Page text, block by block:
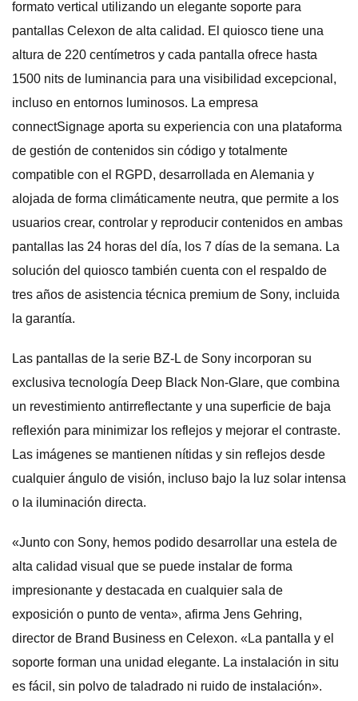
formato vertical utilizando un elegante soporte para
pantallas Celexon de alta calidad. El quiosco tiene una
altura de 220 centímetros y cada pantalla ofrece hasta
1500 nits de luminancia para una visibilidad excepcional,
incluso en entornos luminosos. La empresa
connectSignage aporta su experiencia con una plataforma
de gestión de contenidos sin código y totalmente
compatible con el RGPD, desarrollada en Alemania y
alojada de forma climáticamente neutra, que permite a los
usuarios crear, controlar y reproducir contenidos en ambas
pantallas las 24 horas del día, los 7 días de la semana. La
solución del quiosco también cuenta con el respaldo de
tres años de asistencia técnica premium de Sony, incluida
la garantía.
Las pantallas de la serie BZ-L de Sony incorporan su
exclusiva tecnología Deep Black Non-Glare, que combina
un revestimiento antirreflectante y una superficie de baja
reflexión para minimizar los reflejos y mejorar el contraste.
Las imágenes se mantienen nítidas y sin reflejos desde
cualquier ángulo de visión, incluso bajo la luz solar intensa
o la iluminación directa.
«Junto con Sony, hemos podido desarrollar una estela de
alta calidad visual que se puede instalar de forma
impresionante y destacada en cualquier sala de
exposición o punto de venta», afirma Jens Gehring,
director de Brand Business en Celexon. «La pantalla y el
soporte forman una unidad elegante. La instalación in situ
es fácil, sin polvo de taladrado ni ruido de instalación».